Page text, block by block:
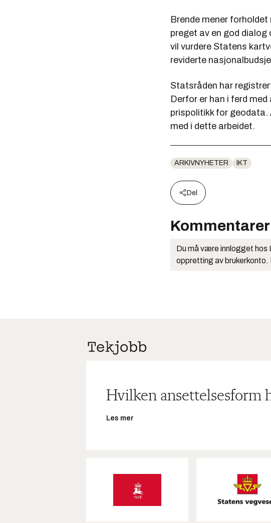
Brende mener
preget av en god dialog
vil vurdere Statens
reviderte
Statsråden har
Derfor er han i ferd
prispolitikk for geodata.
med i dette arbeidet.
ARKIVNYHETER IKT
Del
Kommentarer
Du må være innlogget
oppretting av brukerkonto.
Hvilken ansettelsesform
Les mer